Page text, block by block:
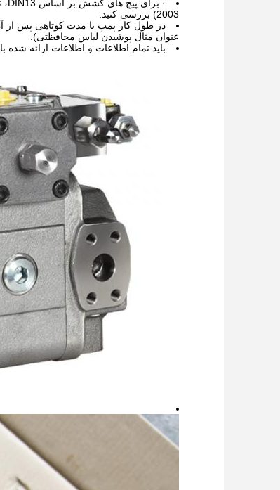
2003) بررسی کنید.
در طول کار پمپ یا مدت کوتاهی پس از
عنوان مثال پوشیدن لباس محافظتی).
باید تمام اطلاعات و اطلاعات ارائه شده